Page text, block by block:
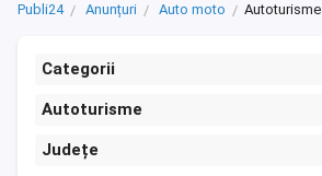
Publi24 Anunțuri Auto moto Autoturisme
Categorii
Autoturisme
Județe